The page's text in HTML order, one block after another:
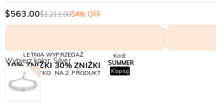
$563.00$1,211.0054% OFF
LETNIA WYPRZEDAŻ
10% ZNIŻKI
NA WSZYSTKO
30% ZNIŻKI
NA 2. PRODUKT
Kod:
SUMMER
Kopiuj
Wybierz kolor: Silver